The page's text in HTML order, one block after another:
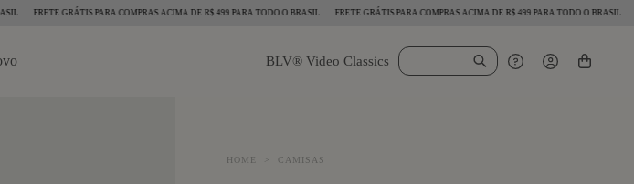
FRETE GRÁTIS PARA COMPRAS ACIMA DE R$ 499 PARA TODO O BRASIL FRETE GRÁTIS PARA COMPRAS ACIMA DE R$ 499 PARA TODO O BRASIL
BLV® Video Classics
HOME > CAMISAS